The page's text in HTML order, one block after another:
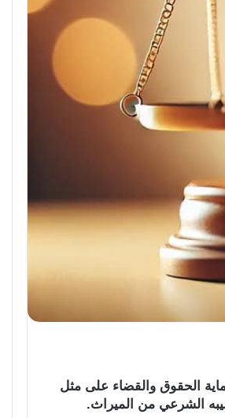
الحقوق والقضاء على مثل
الشرعي من الميراث.